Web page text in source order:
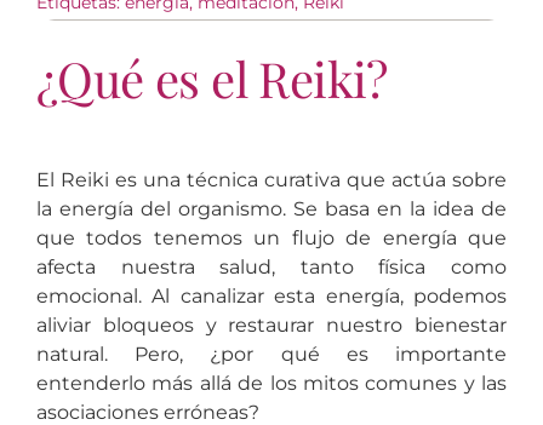
¿Qué es el Reiki?
El Reiki es una técnica curativa que actúa sobre
la energía del organismo. Se basa en la idea de
que todos tenemos un flujo de energía que
afecta nuestra salud, tanto física como
emocional. Al canalizar esta energía, podemos
aliviar bloqueos y restaurar nuestro bienestar
natural. Pero, ¿por qué es importante
entenderlo más allá de los mitos comunes y las
asociaciones erróneas?